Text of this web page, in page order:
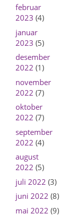
februar
2023 (4)
januar
2023 (5)
desember
2022 (1)
november
2022 (7)
oktober
2022 (7)
september
2022 (4)
august
2022 (5)
juli 2022 (3)
juni 2022 (8)
mai 2022 (9)